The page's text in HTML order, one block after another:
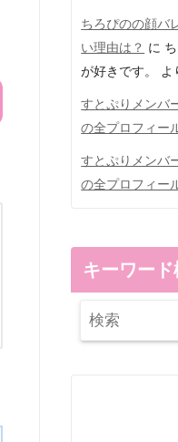
ちろぴのの顔バ
い理由は？ に
が好きです。
よ
すとぷりメンバ
の全プロフィー
すとぷりメンバ
の全プロフィー
キーワード